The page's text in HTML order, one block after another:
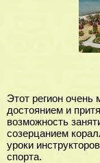
Этот регион
достоянием и
возможность
созерцанием
уроки
спорта.